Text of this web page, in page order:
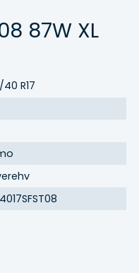
87W XL
40 R17